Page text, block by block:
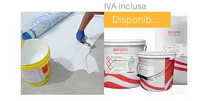
IVA inclusa
Disponibile dal 24/08